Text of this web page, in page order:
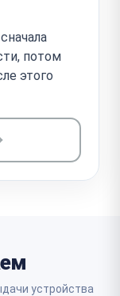
сначала
потом
этого
устройства